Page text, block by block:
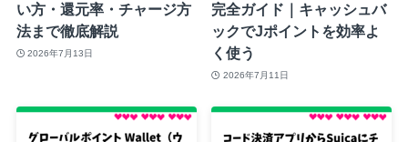
い方・還元率・チャージ方
法まで徹底解説
2026年7月13日
完全ガイド｜キャッシュバ
ックでJポイントを効率よ
く使う
2026年7月11日